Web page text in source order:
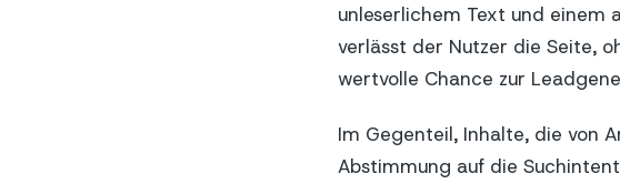
unleserlichem Text und
verlässt der Nutzer die Seite,
wertvolle Chance zur
Im Gegenteil, Inhalte, die von
Abstimmung auf die